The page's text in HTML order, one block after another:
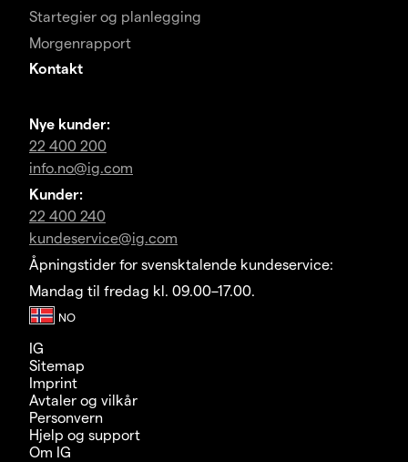
Startegier og planlegging
Morgenrapport
Kontakt
Nye kunder:
22 400 200
info.no@ig.com
Kunder:
22 400 240
kundeservice@ig.com
Åpningstider for svensktalende kundeservice:
Mandag til fredag kl. 09.00–17.00.
IG
Sitemap
Imprint
Avtaler og vilkår
Personvern
Hjelp og support
Om IG